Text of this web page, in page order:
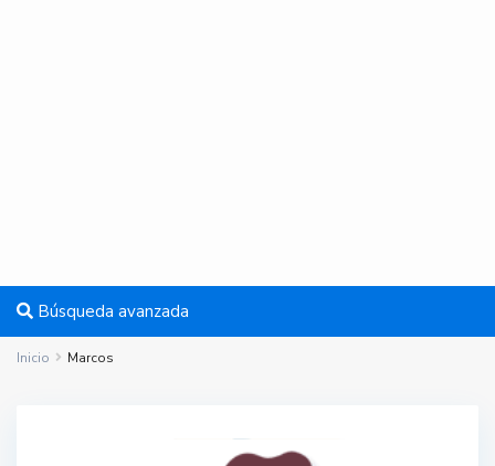
Búsqueda avanzada
Inicio Marcos